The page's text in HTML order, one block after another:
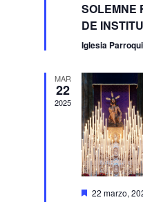
SOLEMNE
DE
Iglesia
MAR
22
2025
Destacado
22 marzo,